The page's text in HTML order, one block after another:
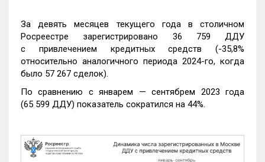
За девять месяцев текущего года в столичном
Росреестре зарегистрировано 36 759 ДДУ
с привлечением кредитных средств (-35,8%
относительно аналогичного периода 2024-го, когда
было 57 267 сделок).
По сравнению с январем — сентябрем 2023 года
(65 599 ДДУ) показатель сократился на 44%.